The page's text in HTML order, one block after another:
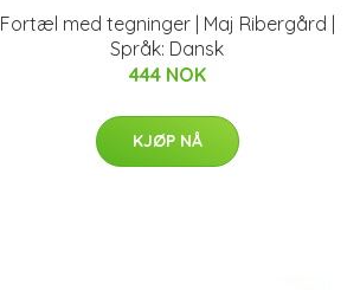
Fortæl med tegninger | Maj Ribergård |
Språk: Dansk
444 NOK
KJØP NÅ